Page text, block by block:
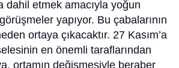
dahil etmek amacıyla yoğun
yapıyor. Bu çabalarının
ortaya çıkacaktır. 27 Kasım’a
en önemli taraflarından
ortamın değişmesiyle beraber